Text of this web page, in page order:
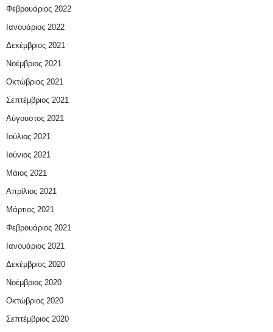
Φεβρουάριος 2022
Ιανουάριος 2022
Δεκέμβριος 2021
Νοέμβριος 2021
Οκτώβριος 2021
Σεπτέμβριος 2021
Αύγουστος 2021
Ιούλιος 2021
Ιούνιος 2021
Μάιος 2021
Απρίλιος 2021
Μάρτιος 2021
Φεβρουάριος 2021
Ιανουάριος 2021
Δεκέμβριος 2020
Νοέμβριος 2020
Οκτώβριος 2020
Σεπτέμβριος 2020